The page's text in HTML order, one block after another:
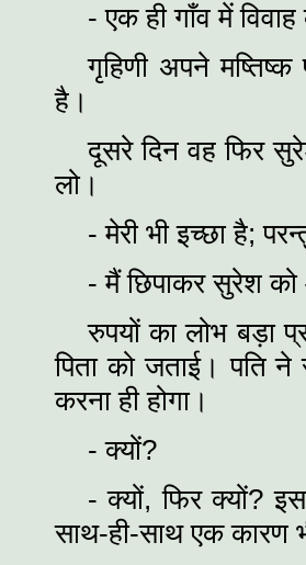
- एक ही गाँव में
गृहिणी अपने मष्तिष्क
है।
दूसरे दिन वह फिर
लो।
- मेरी भी इच्छा है;
- मैं छिपाकर सुरेश को
रुपयों का लोभ बड़ा
पिता को जताई। पति
करना ही होगा।
- क्यों?
- क्यों, फिर क्यों?
साथ-ही-साथ एक कारण